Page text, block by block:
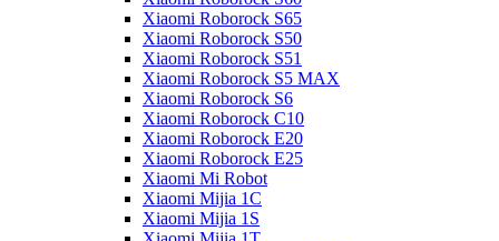
Xiaomi Roborock S65
Xiaomi Roborock S50
Xiaomi Roborock S51
Xiaomi Roborock S5 MAX
Xiaomi Roborock S6
Xiaomi Roborock C10
Xiaomi Roborock E20
Xiaomi Roborock E25
Xiaomi Mi Robot
Xiaomi Mijia 1C
Xiaomi Mijia 1S